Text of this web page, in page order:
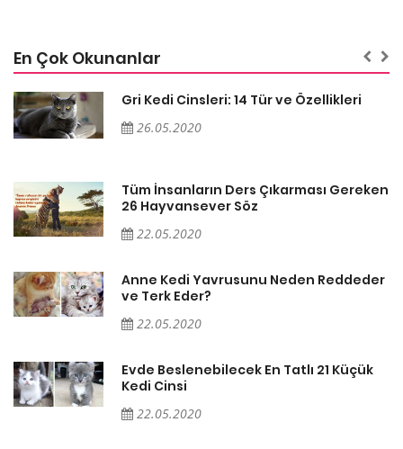
En Çok Okunanlar
Gri Kedi Cinsleri: 14 Tür ve Özellikleri
26.05.2020
Tüm İnsanların Ders Çıkarması Gereken
26 Hayvansever Söz
22.05.2020
Anne Kedi Yavrusunu Neden Reddeder
ve Terk Eder?
22.05.2020
Evde Beslenebilecek En Tatlı 21 Küçük
Kedi Cinsi
22.05.2020